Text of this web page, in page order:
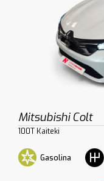
Mitsubishi Colt
100T Kaiteki
Gasolina